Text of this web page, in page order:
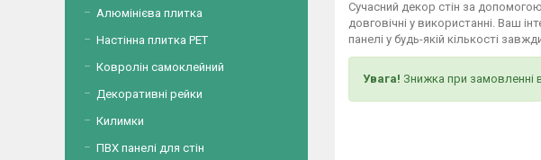
Сучасний декор стін за допомогою
довговічні у використанні. Ваш
панелі у будь-якій кількості
Увага! Знижка при замовленні
Алюмінієва плитка
Настінна плитка PET
Ковролін самоклейний
Декоративні рейки
Килимки
ПВХ панелі для стін